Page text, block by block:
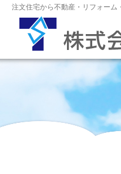
注文住宅から不動産・リフォー